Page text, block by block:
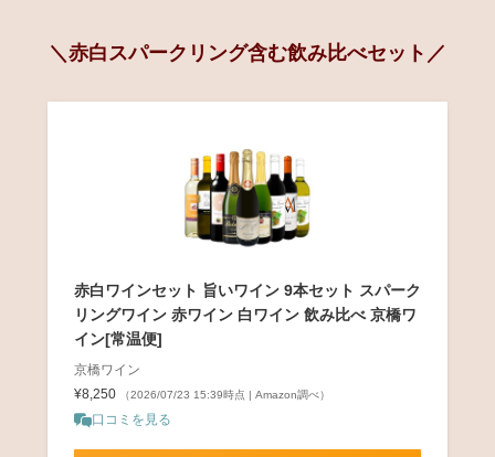
＼赤白スパークリング含む飲み比べセット／
赤白ワインセット 旨いワイン 9本セット スパーク
リングワイン 赤ワイン 白ワイン 飲み比べ 京橋ワ
イン[常温便]
京橋ワイン
¥8,250
（2026/07/23 15:39時点 | Amazon調べ）
口コミを見る